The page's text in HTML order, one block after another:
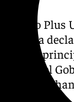
‹caso
junio la
En un
del
según